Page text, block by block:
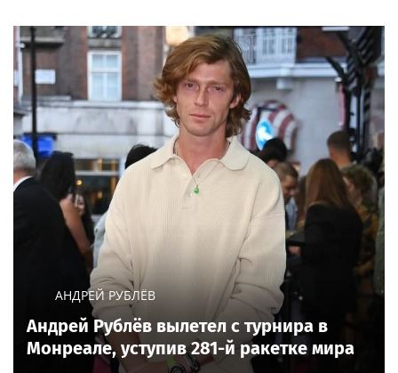
АНДРЕЙ РУБЛЁВ
Андрей Рублёв вылетел с турнира в
Монреале, уступив 281-й ракетке мира